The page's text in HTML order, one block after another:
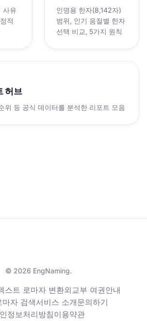
사유
적
인명용 한자(8,142자)
범위, 인기 음절별 한자
선택 비교, 5가지 원칙
허브
위 등 공식 데이터를 분석한 리포트 모음
© 2026 EngNaming.
스트 로마자 변환외교부 여권안내
자 검색서비스 소개문의하기
정보처리방침이용약관